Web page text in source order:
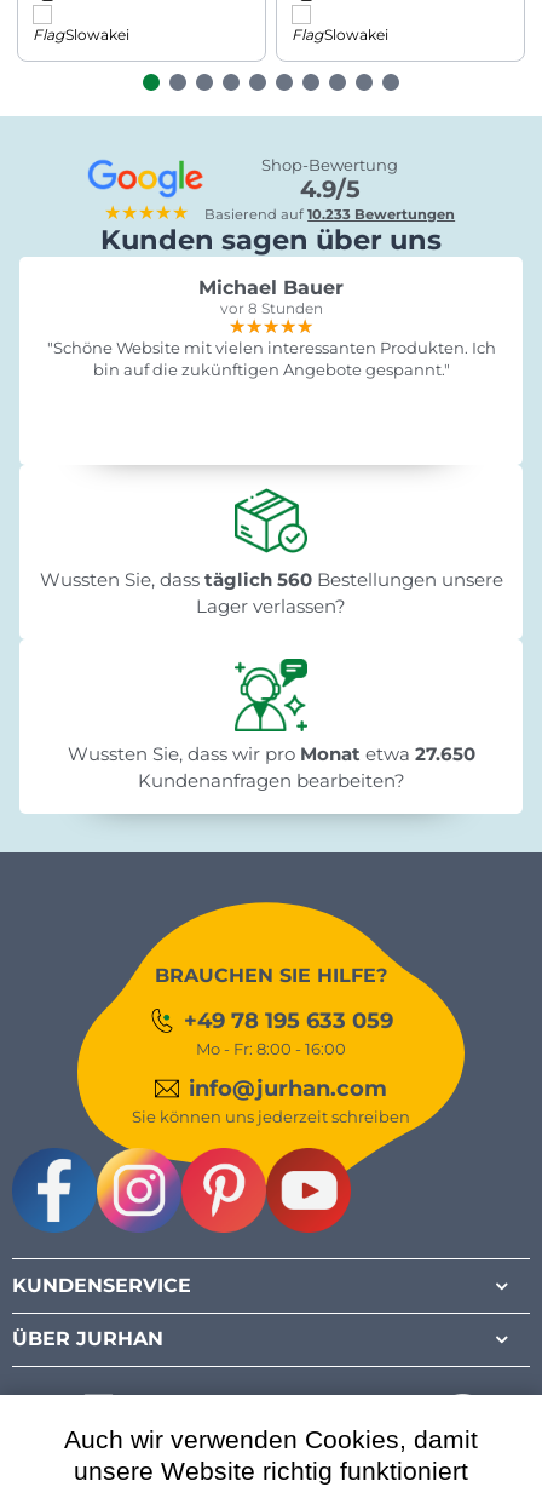
Slowakei Slowakei
★★★★★
Shop-Bewertung
4.9/5
Basierend auf10.233 Bewertungen
Kunden sagen über uns
Michael Bauer
vor 8 Stunden
★★★★★
★★★★★
★★★★★
"Schöne Website mit vielen interessanten Produkten. Ich
bin auf die zukünftigen Angebote gespannt."
Wussten Sie, dass täglich 560Bestellungen unsere
Lager verlassen?
Wussten Sie, dass wir pro Monat etwa 27.650
Kundenanfragen bearbeiten?
BRAUCHEN SIE HILFE?
+49 78 195 633 059
Mo - Fr: 8:00 - 16:00
info@jurhan.com
Sie können uns jederzeit schreiben
KUNDENSERVICE
ÜBER JURHAN
Auch wir verwenden Cookies, damit
unsere Website richtig funktioniert